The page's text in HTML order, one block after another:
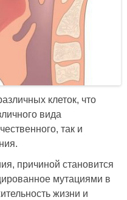
клеток, что
вида
так и
причиной становится
мутациями в
жизни и